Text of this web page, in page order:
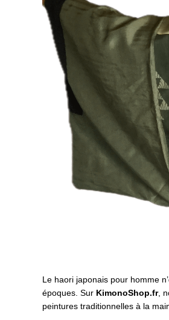
Le haori japonais pour homme
époques. Sur KimonoShop.fr,
peintures traditionnelles à la